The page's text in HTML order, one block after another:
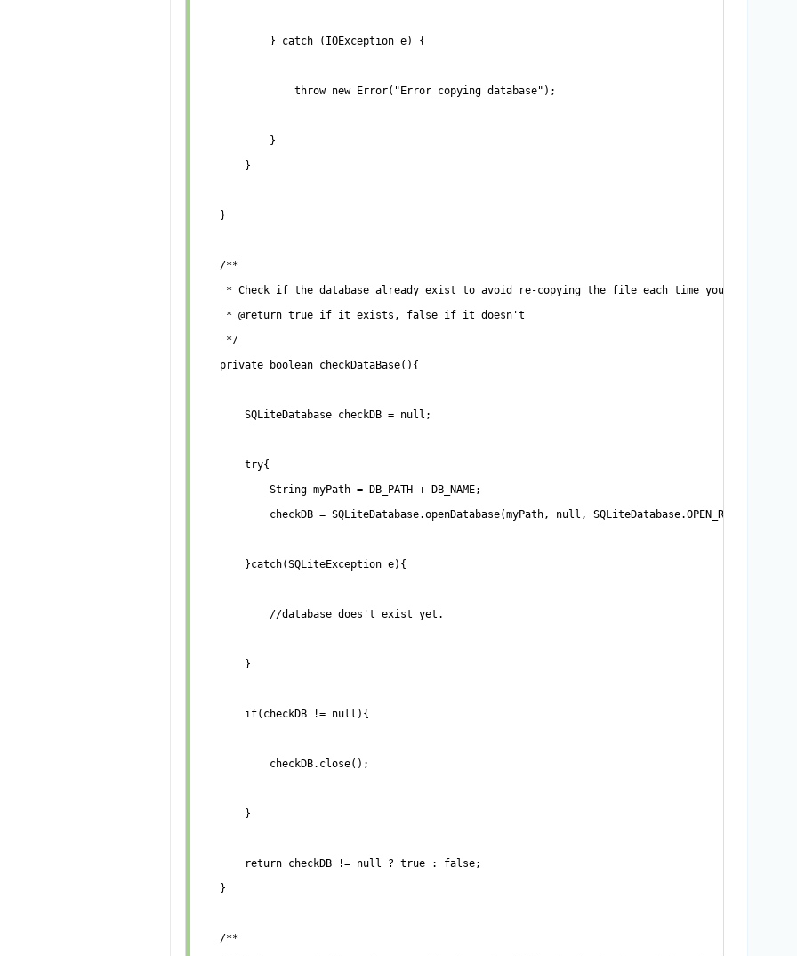
            } catch (IOException e) {
                throw new Error("Error copying database");
            }
        }
    }
    /**
* Check if the database already exist to avoid re-copying the file each time you open the
     * @return true if it exists, false if it doesn't
     */
    private boolean checkDataBase(){
        SQLiteDatabase checkDB = null;
        try{
            String myPath = DB_PATH + DB_NAME;
            checkDB = SQLiteDatabase.openDatabase(myPath, null, SQLiteDatabase.OPEN_READONLY);
        }catch(SQLiteException e){
            //database does't exist yet.
        }
        if(checkDB != null){
            checkDB.close();
        }
        return checkDB != null ? true : false;
    }
    /**